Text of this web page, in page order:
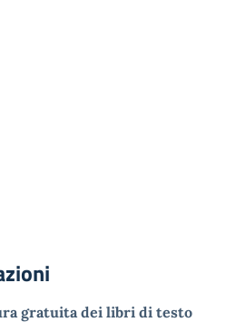
gratuita dei libri di testo